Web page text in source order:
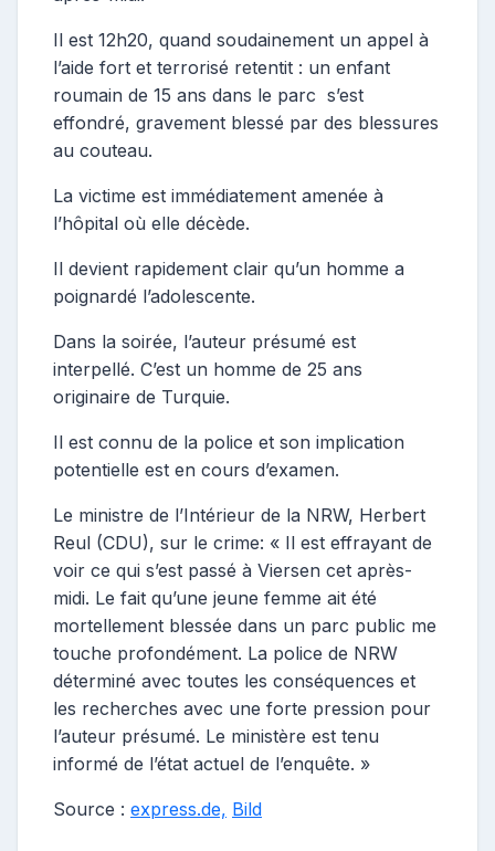
Il est 12h20, quand soudainement un appel à
l’aide fort et terrorisé retentit : un enfant
roumain de 15 ans dans le parc s’est
effondré, gravement blessé par des blessures
au couteau.
La victime est immédiatement amenée à
l’hôpital où elle décède.
Il devient rapidement clair qu’un homme a
poignardé l’adolescente.
Dans la soirée, l’auteur présumé est
interpellé. C’est un homme de 25 ans
originaire de Turquie.
Il est connu de la police et son implication
potentielle est en cours d’examen.
Le ministre de l’Intérieur de la NRW, Herbert
Reul (CDU), sur le crime: « Il est effrayant de
voir ce qui s’est passé à Viersen cet après-
midi. Le fait qu’une jeune femme ait été
mortellement blessée dans un parc public me
touche profondément. La police de NRW
déterminé avec toutes les conséquences et
les recherches avec une forte pression pour
l’auteur présumé. Le ministère est tenu
informé de l’état actuel de l’enquête. »
Source : express.de, Bild